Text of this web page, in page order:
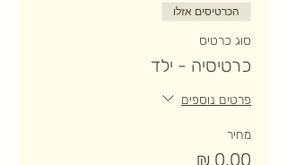
הכרטיסים אזלו
סוג כרטיס
כרטיסיה - ילד
פרטים נוספים
מחיר